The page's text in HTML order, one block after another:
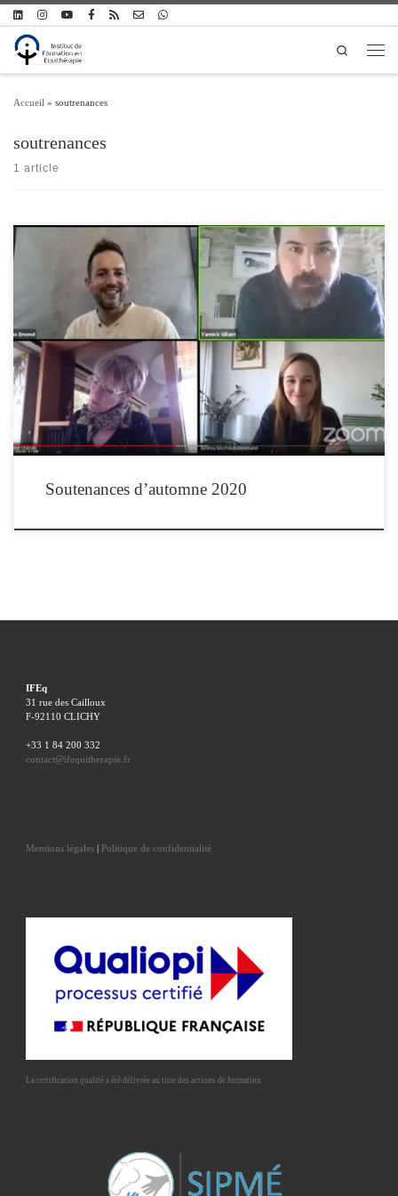
Passer au contenu
Search
Accueil » soutrenances
soutrenances
1 article
Les stagiaires en formation d'équithérapeute de la promotion Mistral soutiennent
leurs travaux de fin de formation le vendredi 13 novembre 2020 à 17h30.
Soutenances d’automne 2020
IFEq
31 rue des Cailloux
F-92110 CLICHY
+33 1 84 200 332
contact@ifequitherapie.fr
Mentions légales| Politique de confidentialité
La certification qualité a été délivrée au titre des actions de formation